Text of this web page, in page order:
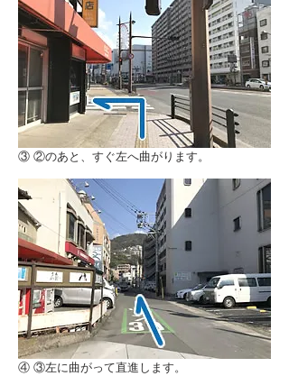
③ ②のあと、すぐ左へ曲がります。
④ ③左に曲がって直進します。